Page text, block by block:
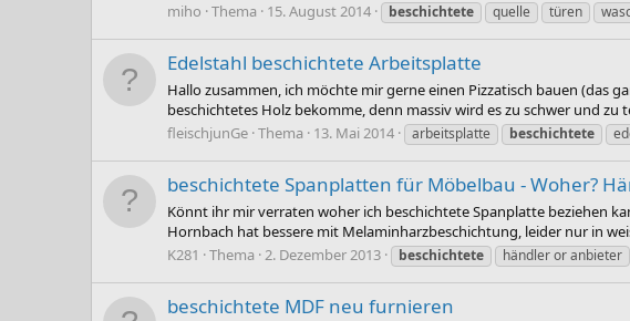
miho Thema 15. August 2014 beschichtete quelle türen
Edelstahl beschichtete Arbeitsplatte
Hallo zusammen, ich möchte mir gerne einen Pizzatisch bauen (das
beschichtetes Holz bekomme, denn massiv wird es zu schwer und zu
fleischjunGe Thema 13. Mai 2014 arbeitsplatte beschichtete
beschichtete Spanplatten für Möbelbau - Woher?
Könnt ihr mir verraten woher ich beschichtete Spanplatte beziehen
Hornbach hat bessere mit Melaminharzbeschichtung, leider nur in
K281
Thema 2. Dezember 2013 beschichtete händler or anbieter
beschichtete MDF neu furnieren